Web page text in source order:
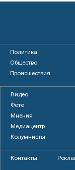
Политика
Общество
Происшествия
Видео
Фото
Мнения
Медиацентр
Колумнисты
Контакты